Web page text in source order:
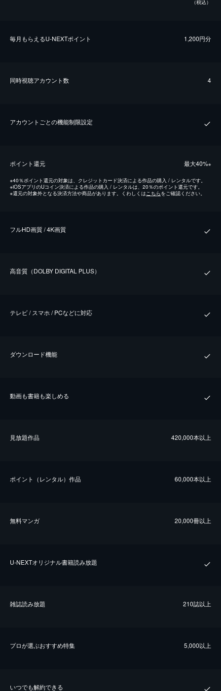
（税込）
毎⽉もらえるU-NEXTポイント 1,200円分
同時視聴アカウント数 4
アカウントごとの機能制限設定
ポイント還元 最⼤40%※
※40％ポイント還元の対象は、クレジットカード決済による作品の購入 / レンタルです。
※iOSアプリのUコイン決済による作品の購入 / レンタルは、20％のポイント還元です。
※還元の対象外となる決済方法や商品があります。くわしくはこちらをご確認ください。
フルHD画質 / 4K画質
⾼⾳質（DOLBY DIGITAL PLUS）
テレビ / スマホ / PCなどに対応
ダウンロード機能
動画も書籍も楽しめる
⾒放題作品 420,000本以上
ポイント（レンタル）作品 60,000本以上
無料マンガ 20,000冊以上
U-NEXTオリジナル書籍読み放題
雑誌読み放題 210誌以上
プロが選ぶおすすめ特集 5,000以上
いつでも解約できる